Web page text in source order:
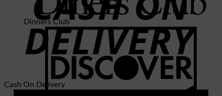
Dinners Club
Cash On Delivery